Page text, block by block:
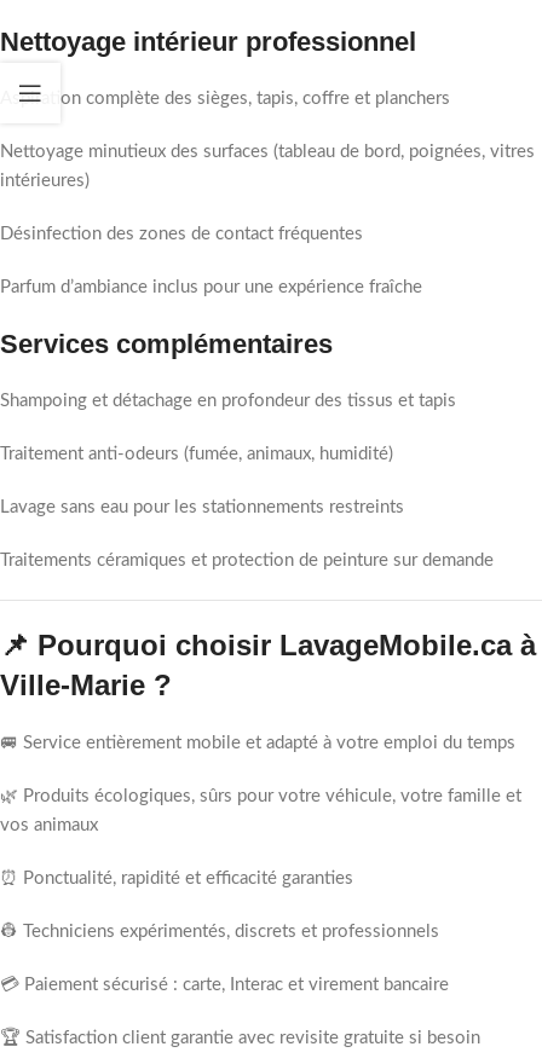
Nettoyage intérieur professionnel
Aspiration complète des sièges, tapis, coffre et planchers
Nettoyage minutieux des surfaces (tableau de bord, poignées, vitres
intérieures)
Désinfection des zones de contact fréquentes
Parfum d’ambiance inclus pour une expérience fraîche
Services complémentaires
Shampoing et détachage en profondeur des tissus et tapis
Traitement anti-odeurs (fumée, animaux, humidité)
Lavage sans eau pour les stationnements restreints
Traitements céramiques et protection de peinture sur demande
📌 Pourquoi choisir LavageMobile.ca à
Ville-Marie ?
🚐 Service entièrement mobile et adapté à votre emploi du temps
🌿 Produits écologiques, sûrs pour votre véhicule, votre famille et
vos animaux
⏰ Ponctualité, rapidité et efficacité garanties
👷 Techniciens expérimentés, discrets et professionnels
💳 Paiement sécurisé : carte, Interac et virement bancaire
🏆 Satisfaction client garantie avec revisite gratuite si besoin